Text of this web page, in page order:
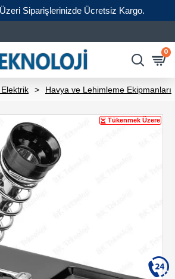
Siparişlerinizde Ücretsiz Kargo.
0
Havya ve Lehimleme Ekipmanları
Tükenmek Üzere